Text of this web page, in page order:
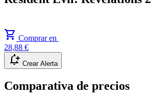
shopping_cart Comprar en
28,88 €
notification_add Crear Alerta
Comparativa de precios